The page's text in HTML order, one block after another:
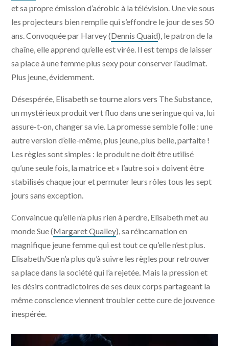
et sa propre émission d’aérobic à la télévision. Une vie sous
les projecteurs bien remplie qui s’effondre le jour de ses 50
ans. Convoquée par Harvey (Dennis Quaid), le patron de la
chaîne, elle apprend qu’elle est virée. Il est temps de laisser
sa place à une femme plus sexy pour conserver l’audimat.
Plus jeune, évidemment.
Désespérée, Elisabeth se tourne alors vers The Substance,
un mystérieux produit vert fluo dans une seringue qui va, lui
assure-t-on, changer sa vie. La promesse semble folle : une
autre version d’elle-même, plus jeune, plus belle, parfaite !
Les règles sont simples : le produit ne doit être utilisé
qu’une seule fois, la matrice et « l’autre soi » doivent être
stabilisés chaque jour et permuter leurs rôles tous les sept
jours sans exception.
Convaincue qu’elle n’a plus rien à perdre, Elisabeth met au
monde Sue (Margaret Qualley), sa réincarnation en
magnifique jeune femme qui est tout ce qu’elle n’est plus.
Elisabeth/Sue n’a plus qu’à suivre les règles pour retrouver
sa place dans la société qui l’a rejetée. Mais la pression et
les désirs contradictoires de ses deux corps partageant la
même conscience viennent troubler cette cure de jouvence
inespérée.